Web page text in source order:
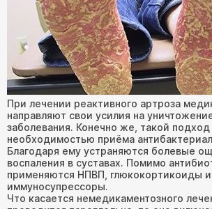
При лечении реактивного артроза
направляют свои усилия на
заболевания. Конечно же, такой подход
необходимостью приёма
Благодаря ему устраняются болевые
воспаления в суставах. Помимо
применяются НПВП, глюкокортикоиды и
иммуносупрессоры.
Что касается немедикаментозного